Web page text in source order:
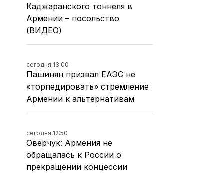
Каджаранского тоннеля в
Армении – посольство
(ВИДЕО)
сегодня,13:00
Пашинян призвал ЕАЭС не
«торпедировать» стремление
Армении к альтернативам
сегодня,12:50
Оверчук: Армения не
обращалась к России о
прекращении концессии